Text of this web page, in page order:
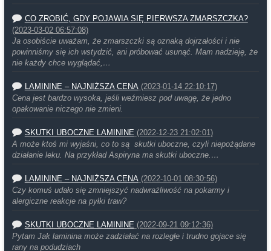
CO ZROBIĆ, GDY POJAWIA SIĘ PIERWSZA ZMARSZCZKA?
(2023-03-02 06:57:08)
Ja osobiście uważam, że zmarszczki są oznaką dojrzałości i nie
powinniśmy się ich wstydzić, ani próbować usunąć. Mam nadzieję, że
nie każdy chce wyglądać,…
LAMININE – NAJNIŻSZA CENA (2023-01-14 22:10:17)
Cena jest bardzo wysoka, jeśli weźmiesz pod uwagę, że jedno
opakowanie niczego nie zmieni.
SKUTKI UBOCZNE LAMININE (2022-12-23 21:02:01)
A może ktoś mi wyjaśni, co to są skutki uboczne, czyli niepożądane
działanie leku. Na przykład Aspiryna ma skutki uboczne.…
LAMININE – NAJNIŻSZA CENA (2022-10-01 08:30:56)
Czy komuś udało się zmniejszyć nadwrażliwość na pokarmy i
alergiczne reakcje na pyłki traw?
SKUTKI UBOCZNE LAMININE (2022-09-21 09:12:36)
Pytam Jak laminina może zadziałać na rozległe i trudno gojace się
rany na podudziach